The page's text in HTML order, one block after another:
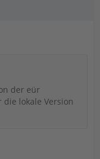
der eür
lokale Version